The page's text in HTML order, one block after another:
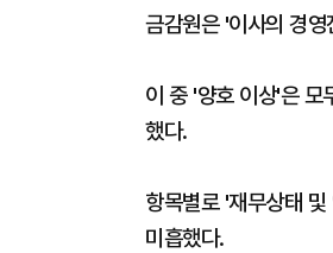
금감원은 '이사의 경
이 중 '양호 이상'은
했다.
항목별로 '재무상태
미흡했다.